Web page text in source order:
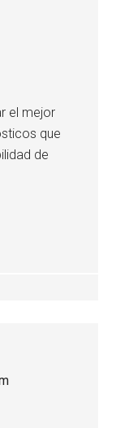
el mejor
que
de